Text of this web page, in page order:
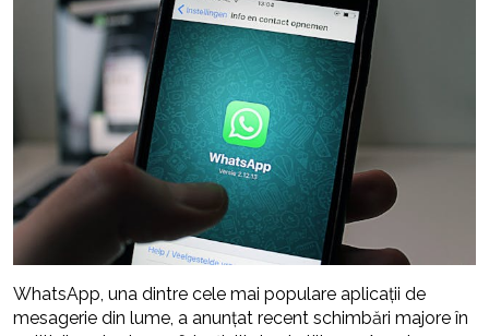
WhatsApp, una dintre cele mai populare aplicații de
mesagerie din lume, a anunțat recent schimbări majore în